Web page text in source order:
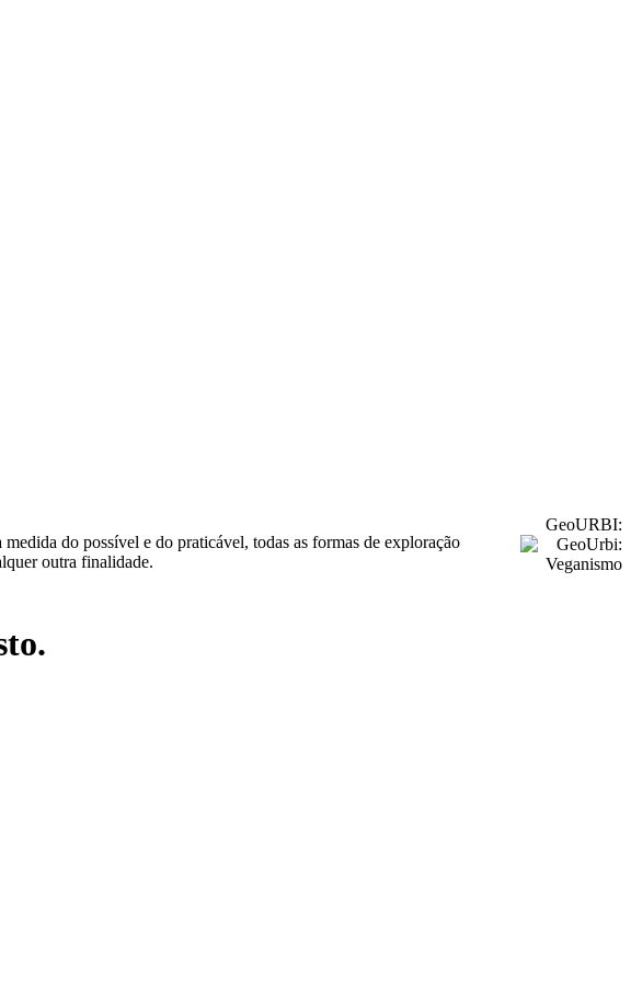
do possível e do praticável, todas as formas de exploração
outra finalidade.
GeoURBI: